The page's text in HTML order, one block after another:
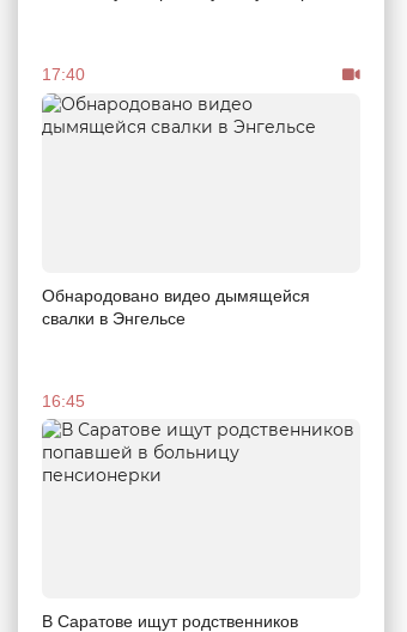
17:40
Обнародовано видео дымящейся
свалки в Энгельсе
16:45
В Саратове ищут родственников